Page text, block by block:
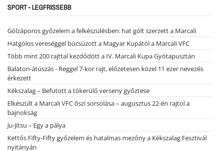
SPORT - LEGFRISSEBB
Gólzáporos győzelem a felkészülésben: hat gólt szerzett a Marcali
Hatgólos vereséggel búcsúzott a Magyar Kupától a Marcali VFC
Több mint 200 rajttal kezdődött a IV. Marcali Kupa Gyótapusztán
Balaton-átúszás - Reggel 7-kor rajt, előzetesen közel 11 ezer nevezés
érkezett
Kékszalag – Befutott a tókerülő verseny győztese
Elkészült a Marcali VFC őszi sorsolása – augusztus 22-én rajtol a
bajnokság
Ju-Jitsu – Egy a pálya
Kettős Fifty-Fifty győzelem és hatalmas mezőny a Kékszalag Fesztivál
nyitányán